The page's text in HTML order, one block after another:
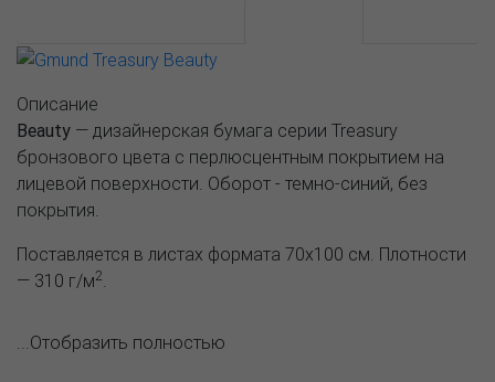
Описание
Beauty — дизайнерская бумага серии Treasury
бронзового цвета с перлюсцентным покрытием на
лицевой поверхности. Оборот - темно-синий, без
покрытия.
Поставляется в листах формата 70х100 см. Плотности
— 310 г/м2
...Отобразить полностью